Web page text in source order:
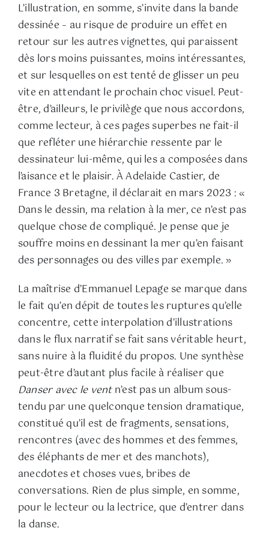
L’illustration, en somme, s’invite dans la bande
dessinée – au risque de produire un effet en
retour sur les autres vignettes, qui paraissent
dès lors moins puissantes, moins intéressantes,
et sur lesquelles on est tenté de glisser un peu
vite en attendant le prochain choc visuel. Peut-
être, d’ailleurs, le privilège que nous accordons,
comme lecteur, à ces pages superbes ne fait-il
que refléter une hiérarchie ressente par le
dessinateur lui-même, qui les a composées dans
l’aisance et le plaisir. À Adelaide Castier, de
France 3 Bretagne, il déclarait en mars 2023 : «
Dans le dessin, ma relation à la mer, ce n’est pas
quelque chose de compliqué. Je pense que je
souffre moins en dessinant la mer qu’en faisant
des personnages ou des villes par exemple. »
La maîtrise d’Emmanuel Lepage se marque dans
le fait qu’en dépit de toutes les ruptures qu’elle
concentre, cette interpolation d’illustrations
dans le flux narratif se fait sans véritable heurt,
sans nuire à la fluidité du propos. Une synthèse
peut-être d’autant plus facile à réaliser que
Danser avec le ventn’est pas un album sous-
tendu par une quelconque tension dramatique,
constitué qu’il est de fragments, sensations,
rencontres (avec des hommes et des femmes,
des éléphants de mer et des manchots),
anecdotes et choses vues, bribes de
conversations. Rien de plus simple, en somme,
pour le lecteur ou la lectrice, que d’entrer dans
la danse.